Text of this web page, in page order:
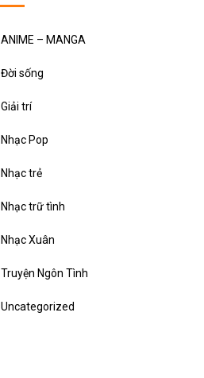
ANIME – MANGA
Đời sống
Giải trí
Nhạc Pop
Nhạc trẻ
Nhạc trữ tình
Nhạc Xuân
Truyện Ngôn Tình
Uncategorized